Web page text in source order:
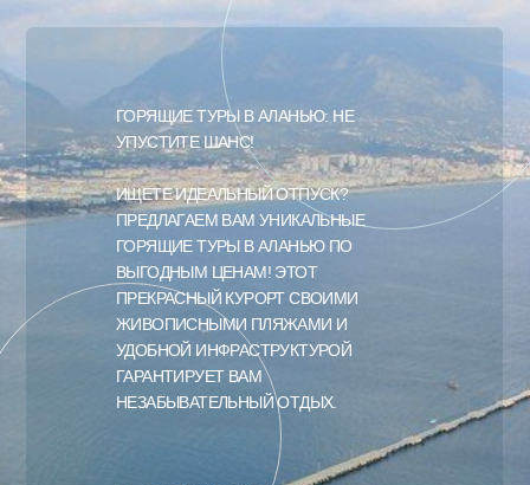
ГОРЯЩИЕ ТУРЫ В АЛАНЬЮ: НЕ
УПУСТИТЕ ШАНС!
ИЩЕТЕ ИДЕАЛЬНЫЙ ОТПУСК?
ПРЕДЛАГАЕМ ВАМ УНИКАЛЬНЫЕ
ГОРЯЩИЕ ТУРЫ В АЛАНЬЮ ПО
ВЫГОДНЫМ ЦЕНАМ! ЭТОТ
ПРЕКРАСНЫЙ КУРОРТ СВОИМИ
ЖИВОПИСНЫМИ ПЛЯЖАМИ И
УДОБНОЙ ИНФРАСТРУКТУРОЙ
ГАРАНТИРУЕТ ВАМ
НЕЗАБЫВАТЕЛЬНЫЙ ОТДЫХ.